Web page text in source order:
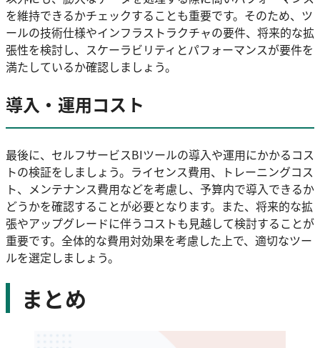
を維持できるかチェックすることも重要です。そのため、ツ
ールの技術仕様やインフラストラクチャの要件、将来的な拡
張性を検討し、スケーラビリティとパフォーマンスが要件を
満たしているか確認しましょう。
導入・運用コスト
最後に、セルフサービスBIツールの導入や運用にかかるコス
トの検証をしましょう。ライセンス費用、トレーニングコス
ト、メンテナンス費用などを考慮し、予算内で導入できるか
どうかを確認することが必要となります。また、将来的な拡
張やアップグレードに伴うコストも見越して検討することが
重要です。全体的な費用対効果を考慮した上で、適切なツー
ルを選定しましょう。
まとめ